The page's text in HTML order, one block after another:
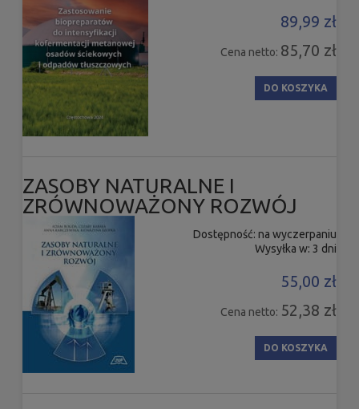
89,99 zł
Cena netto: 85,70 zł
DO KOSZYKA
ZASOBY NATURALNE I
ZRÓWNOWAŻONY ROZWÓJ
Dostępność: na wyczerpaniu
Wysyłka w: 3 dni
55,00 zł
Cena netto: 52,38 zł
DO KOSZYKA